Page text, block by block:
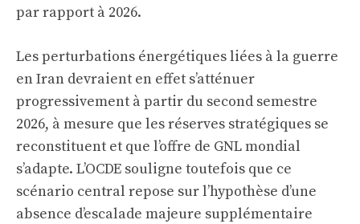
par rapport à 2026.
Les perturbations énergétiques liées à la guerre
en Iran devraient en effet s’atténuer
progressivement à partir du second semestre
2026, à mesure que les réserves stratégiques se
reconstituent et que l’offre de GNL mondial
s’adapte. L’OCDE souligne toutefois que ce
scénario central repose sur l’hypothèse d’une
absence d’escalade majeure supplémentaire